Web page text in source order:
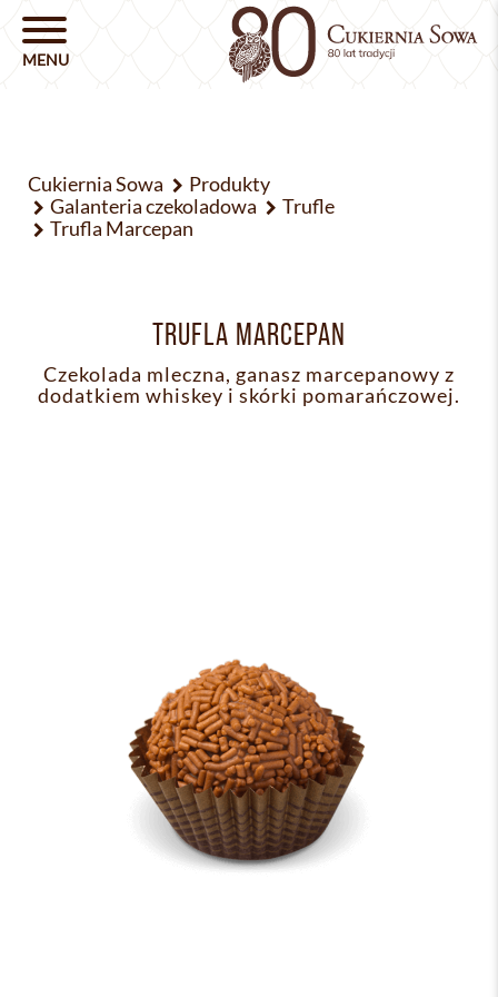
Cukiernia Sowa
Produkty
Galanteria czekoladowa
Trufle
Trufla Marcepan
TRUFLA MARCEPAN
Czekolada mleczna, ganasz marcepanowy z
dodatkiem whiskey i skórki pomarańczowej.